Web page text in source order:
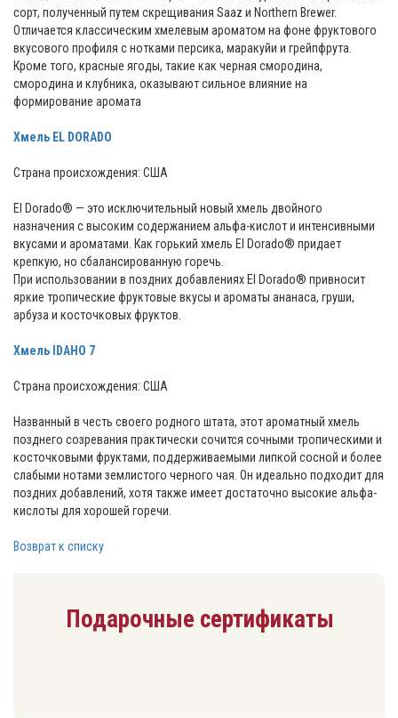
сорт, полученный путем скрещивания Saaz и Northern Brewer.
Отличается классическим хмелевым ароматом на фоне фруктового
вкусового профиля с нотками персика, маракуйи и грейпфрута.
Кроме того, красные ягоды, такие как черная смородина,
смородина и клубника, оказывают сильное влияние на
формирование аромата
Хмель EL DORADO
Страна происхождения: CША
El Dorado® — это исключительный новый хмель двойного
назначения с высоким содержанием альфа-кислот и интенсивными
вкусами и ароматами. Как горький хмель El Dorado® придает
крепкую, но сбалансированную горечь.
При использовании в поздних добавлениях El Dorado® привносит
яркие тропические фруктовые вкусы и ароматы ананаса, груши,
арбуза и косточковых фруктов.
Хмель IDAHO 7
Страна происхождения: CША
Названный в честь своего родного штата, этот ароматный хмель
позднего созревания практически сочится сочными тропическими и
косточковыми фруктами, поддерживаемыми липкой сосной и более
слабыми нотами землистого черного чая. Он идеально подходит для
поздних добавлений, хотя также имеет достаточно высокие альфа-
кислоты для хорошей горечи.
Возврат к списку
Подарочные сертификаты